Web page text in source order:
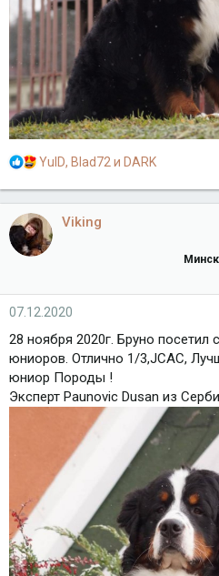
Р
а
к
ц
и
YulD, Blad72 и DARK
Viking
07.12.2020
28 ноября 2020г. Бруно посетил
юниоров. Отлично 1/3,JCAC,
юниор Породы !
Эксперт Paunovic Dusan из